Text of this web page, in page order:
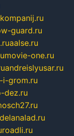
guard.ru
aalse.ru
movie-one.ru
andreislyusar.ru
grom.ru
dez.ru
delanalad.ru
roadli.ru